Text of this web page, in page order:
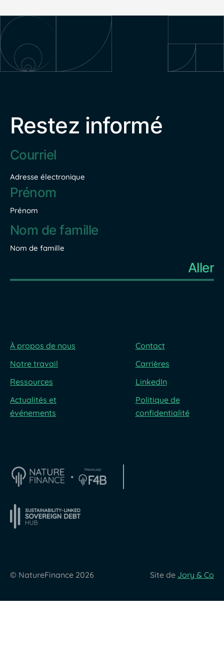
Restez informé
Adresse
électronique
Adresse électronique
Nom
Prénom
Nom de famille
À propos de nous
Notre travail
Ressources
Actualités et
événements
Contact
Carrières
LinkedIn
Politique de
confidentialité
© NatureFinance 2026 Site de Jory & Co